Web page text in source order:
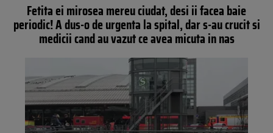
Fetita ei mirosea mereu ciudat, desi ii facea baie
periodic! A dus-o de urgenta la spital, dar s-au crucit si
medicii cand au vazut ce avea micuta in nas